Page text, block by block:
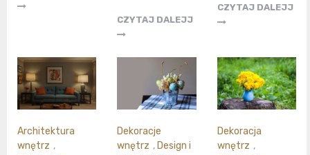
CZYTAJ DALEJJ
CZYTAJ DALEJJ
Architektura
wnętrz ,
Dekoracje
wnętrz , Design i
Dekoracja
wnętrz ,